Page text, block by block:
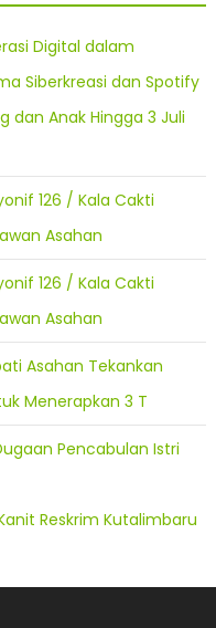
Digital dalam
Siberkreasi dan Spotify
dan Anak Hingga 3 Juli
126 / Kala Cakti
Asahan
126 / Kala Cakti
Asahan
Asahan Tekankan
Menerapkan 3 T
Pencabulan Istri
Reskrim Kutalimbaru